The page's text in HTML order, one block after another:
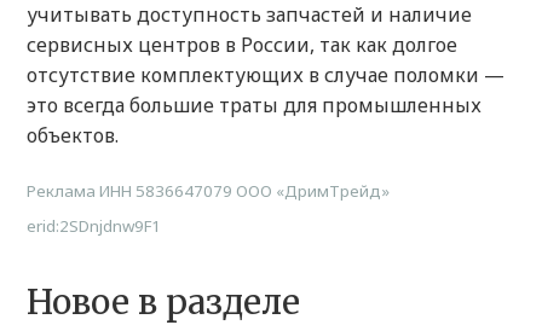
учитывать доступность запчастей и наличие
сервисных центров в России, так как долгое
отсутствие комплектующих в случае поломки —
это всегда большие траты для промышленных
объектов.
Реклама ИНН 5836647079 ООО «ДримТрейд»
erid:2SDnjdnw9F1
Новое в разделе